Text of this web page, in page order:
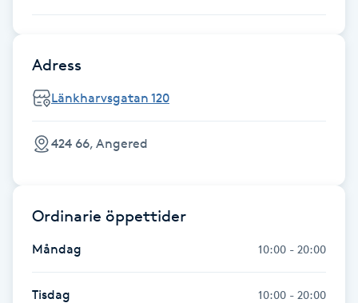
Fransförlängning
Fransförlängning Megavolym
Fransförlängning Volym
Fransrengöring
Frekvensterapi
Adress
Länkharvsgatan 120
424 66, Angered
Ordinarie öppettider
Måndag 10:00 - 20:00
Tisdag 10:00 - 20:00